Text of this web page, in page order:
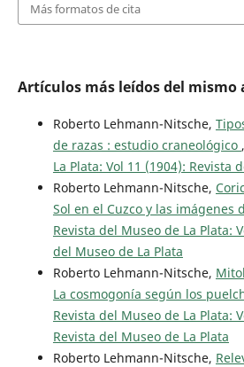
Más formatos de cita
Artículos más leídos del
Roberto Lehmann-Nitsche,
de razas : estudio craneológico ,
La Plata: Vol 11 (1904): Revista
Roberto Lehmann-Nitsche,
Sol en el Cuzco y las imágenes
Revista del Museo de La Plata:
del Museo de La Plata
Roberto Lehmann-Nitsche,
La cosmogonía según los
Revista del Museo de La Plata:
Revista del Museo de La Plata
Roberto Lehmann-Nitsche,